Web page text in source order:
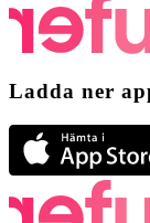
Ladda ner